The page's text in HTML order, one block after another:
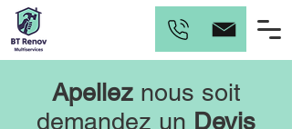
Apelleznous soit
demandez un Devis